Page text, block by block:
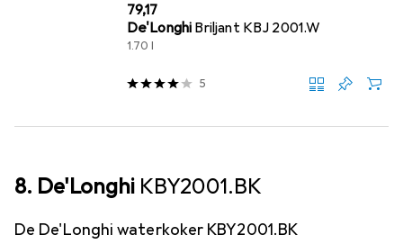
EUR
79,17
De'Longhi Briljant KBJ 2001.W
1.70 l
5
8. De'Longhi KBY2001.BK
De De'Longhi waterkoker KBY2001.BK